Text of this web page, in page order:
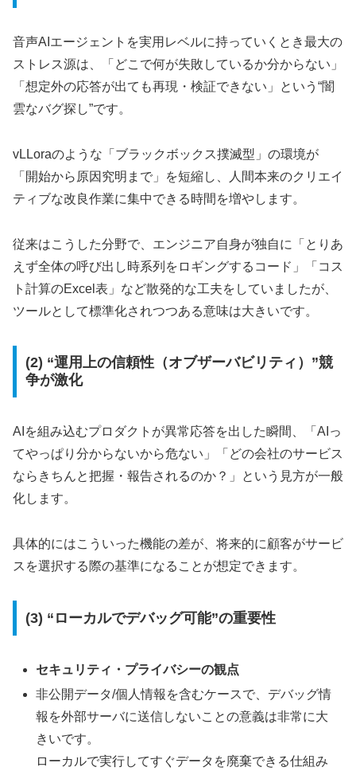
音声AIエージェントを実用レベルに持っていくとき最大の
ストレス源は、「どこで何が失敗しているか分からない」
「想定外の応答が出ても再現・検証できない」という“闇
雲なバグ探し”です。
vLLoraのような「ブラックボックス撲滅型」の環境が
「開始から原因究明まで」を短縮し、人間本来のクリエイ
ティブな改良作業に集中できる時間を増やします。
従来はこうした分野で、エンジニア自身が独自に「とりあ
えず全体の呼び出し時系列をロギングするコード」「コス
ト計算のExcel表」など散発的な工夫をしていましたが、
ツールとして標準化されつつある意味は大きいです。
(2) “運用上の信頼性（オブザーバビリティ）”競
争が激化
AIを組み込むプロダクトが異常応答を出した瞬間、「AIっ
てやっぱり分からないから危ない」「どの会社のサービス
ならきちんと把握・報告されるのか？」という見方が一般
化します。
具体的にはこういった機能の差が、将来的に顧客がサービ
スを選択する際の基準になることが想定できます。
(3) “ローカルでデバッグ可能”の重要性
セキュリティ・プライバシーの観点
非公開データ/個人情報を含むケースで、デバッグ情
報を外部サーバに送信しないことの意義は非常に大
きいです。
ローカルで実行してすぐデータを廃棄できる仕組み